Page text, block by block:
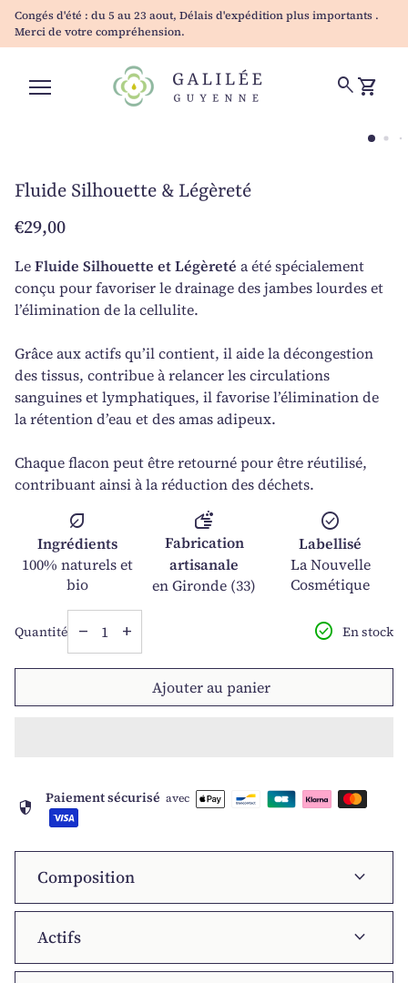
Skip to content
Congés d'été : du 5 au 23 aout, Délais d'expédition plus importants .
Merci de votre compréhension.
Navigation mobile
Accueil
search Voir
shopping_cart
Fluide Silhouette & Légèreté
Prix normal
€29,00
LeFluide Silhouette et Légèreté a été spécialement
conçu pour favoriser le drainage des jambes lourdes et
l’élimination de la cellulite.
Grâce aux actifs qu’il contient, il aide la décongestion
des tissus, contribue à relancer les circulations
sanguines et lymphatiques, il favorise l’élimination de
la rétention d’eau et des amas adipeux.
Chaque flacon peut être retourné pour être réutilisé,
contribuant ainsi à la réduction des déchets.
nest_eco_leaf
Ingrédients
100% naturels et
bio
soap
Fabrication
artisanale
en Gironde (33)
check_circle
Labellisé
La Nouvelle
Cosmétique
Quantité remove add check_circle En stock
Ajouter au panier
security Paiement sécurisé avec
Composition expand_more
Actifs expand_more